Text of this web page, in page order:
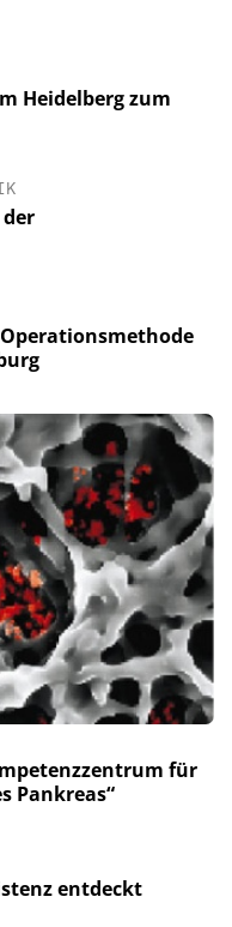
Heidelberg zum
der
für
Pankreas“
entdeckt